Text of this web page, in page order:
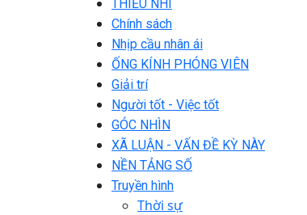
THIẾU NHI
Chính sách
Nhịp cầu nhân ái
ỐNG KÍNH PHÓNG VIÊN
Giải trí
Người tốt - Việc tốt
GÓC NHÌN
XÃ LUẬN - VẤN ĐỀ KỲ NÀY
NỀN TẢNG SỐ
Truyền hình
Thời sự